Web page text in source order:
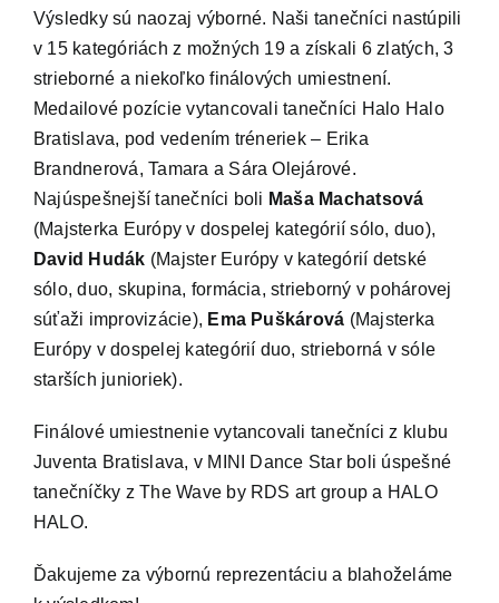
Výsledky sú naozaj výborné. Naši tanečníci nastúpili
v 15 kategóriách z možných 19 a získali 6 zlatých, 3
strieborné a niekoľko finálových umiestnení.
Medailové pozície vytancovali tanečníci Halo Halo
Bratislava, pod vedením tréneriek – Erika
Brandnerová, Tamara a Sára Olejárové.
Najúspešnejší tanečníci boli Maša Machatsová
(Majsterka Európy v dospelej kategórií sólo, duo),
David Hudák (Majster Európy v kategórií detské
sólo, duo, skupina, formácia, strieborný v pohárovej
súťaži improvizácie), Ema Puškárová (Majsterka
Európy v dospelej kategórií duo, strieborná v sóle
starších junioriek).
Finálové umiestnenie vytancovali tanečníci z klubu
Juventa Bratislava, v MINI Dance Star boli úspešné
tanečníčky z The Wave by RDS art group a HALO
HALO.
Ďakujeme za výbornú reprezentáciu a blahoželáme